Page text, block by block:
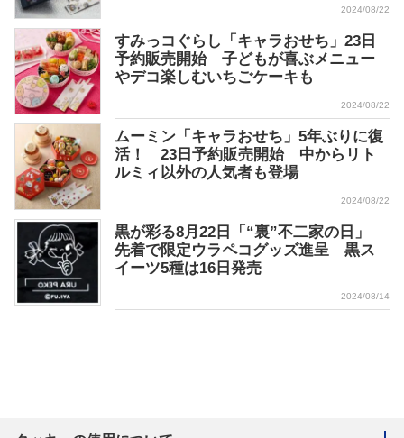
2024/08/22
すみっコぐらし「キャラおせち」23日
予約販売開始 子どもが喜ぶメニュー
やデコ楽しむいちごケーキも
2024/08/22
ムーミン「キャラおせち」5年ぶりに復
活！ 23日予約販売開始 中からリト
ルミィ以外の人気者も登場
2024/08/22
黒が彩る8月22日「“裏”不二家の日」
先着で限定ウラペコグッズ進呈 黒ス
イーツ5種は16日発売
2024/08/14